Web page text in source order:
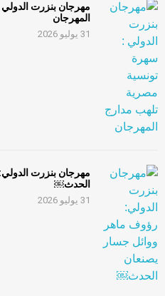
مهرجان بنزرت
المهرجان
31 يوليو 2026
مهرجان بنزرت
الحدث￼
31 يوليو 2026